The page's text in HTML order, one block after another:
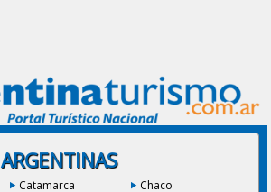
Catamarca
Chaco